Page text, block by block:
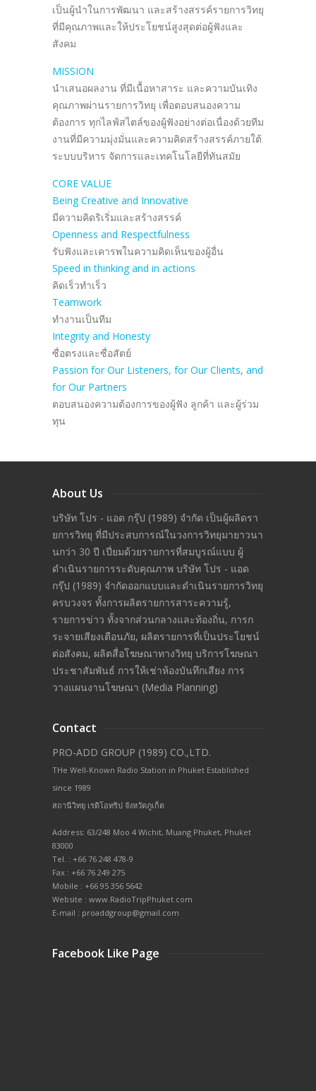
เป็นผู้นำในการพัฒนา และสร้างสรรค์รายการวิทยุ
ที่มีคุณภาพและให้ประโยชน์สูงสุดต่อผู้ฟังและ
สังคม
MISSION
นำเสนอผลงาน ที่มีเนื้อหาสาระ และความบันเทิง
คุณภาพผ่านรายการวิทยุ เพื่อตอบสนองความ
ต้องการ ทุกไลฟ์สไตล์ของผู้ฟังอย่างต่อเนื่องด้วยทีม
งานที่มีความมุ่งมั่นและความคิดสร้างสรรค์ภายใต้
ระบบบริหาร จัดการและเทคโนโลยีที่ทันสมัย
CORE VALUE
Being Creative and Innovative
มีความคิดริเริ่มและสร้างสรรค์
Openness and Respectfulness
รับฟังและเคารพในความคิดเห็นของผู้อื่น
Speed in thinking and in actions
คิดเร็วทำเร็ว
Teamwork
ทำงานเป็นทีม
Integrity and Honesty
ซื่อตรงและซื่อสัตย์
Passion for Our Listeners, for Our Clients, and
for Our Partners
ตอบสนองความต้องการของผู้ฟัง ลูกค้า และผู้ร่วม
ทุน
About Us
บริษัท โปร - แอด กรุ๊ป (1989) จำกัด เป็นผู้ผลิดรา
ยการวิทยุ ที่มีประสบการณ์ในวงการวิทยุมายาวนา
นกว่า 30 ปี เปี่ยมด้วยรายการที่สมบูรณ์แบบ ผู้
ดำเนินรายการระดับคุณภาพ บริษัท โปร - แอด
กรุ๊ป (1989) จำกัดออกแบบและดำเนินรายการวิทยุ
ครบวงจร ทั้งการผลิตรายการสาระความรู้,
รายการข่าว ทั้งจากส่วนกลางและท้องถิ่น, การก
ระจายเสียงเตือนภัย, ผลิตรายการที่เป็นประโยชน์
ต่อสังคม, ผลิตสื่อโฆษณาทางวิทยุ บริการโฆษณา
ประชาสัมพันธ์ การให้เช่าห้องบันทึกเสียง การ
วางแผนงานโฆษณา (Media Planning)
Contact
PRO-ADD GROUP (1989) CO.,LTD.
THe Well-Known Radio Station in Phuket Established
since 1989
สถานีวิทยุ เรดิโอทริป จังหวัดภูเก็ต
Address: 63/248 Moo 4 Wichit, Muang Phuket, Phuket
83000
Tel. : +66 76 248 478-9
Fax : +66 76 249 275
Mobile : +66 95 356 5642
Website : www.RadioTripPhuket.com
E-mail : proaddgroup@gmail.com
Facebook Like Page